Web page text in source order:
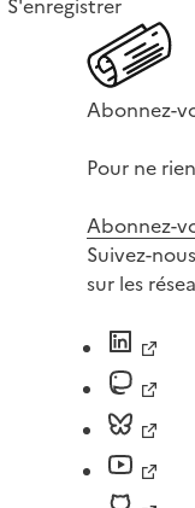
S'enregistrer
Abonnez-
Pour ne
Abonnez-
Suivez-nous
sur les